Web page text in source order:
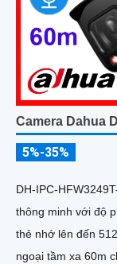
Camera Dahua
5%-35%
DH-IPC-
thông minh với độ
thẻ nhớ lên đến 512GB. Trang bị công nghệ đèn
ngoại tầm xa 60m